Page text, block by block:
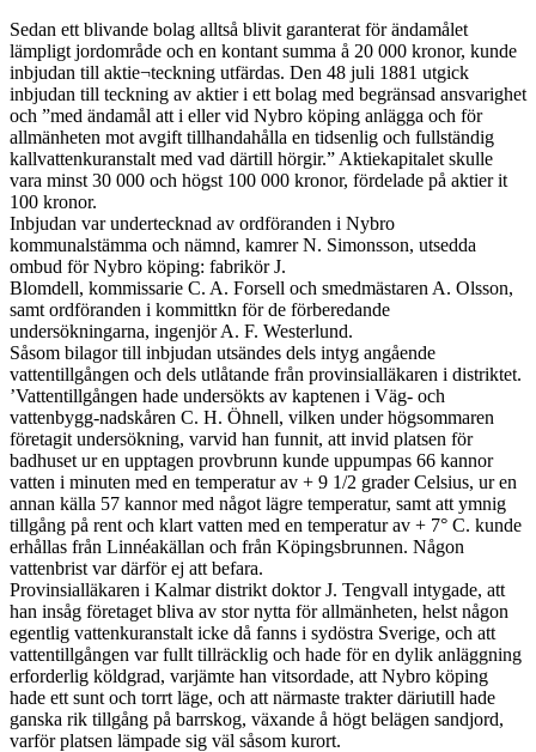
Sedan ett blivande bolag alltså blivit garanterat för ändamålet
lämpligt jordområde och en kontant summa å 20 000 kronor, kunde
inbjudan till aktie¬teckning utfärdas. Den 48 juli 1881 utgick
inbjudan till teckning av aktier i ett bolag med begränsad ansvarighet
och ”med ändamål att i eller vid Nybro köping anlägga och för
allmänheten mot avgift tillhandahålla en tidsenlig och fullständig
kallvattenkuranstalt med vad därtill hörgir.” Aktiekapitalet skulle
vara minst 30 000 och högst 100 000 kronor, fördelade på aktier it
100 kronor.
Inbjudan var undertecknad av ordföranden i Nybro
kommunalstämma och nämnd, kamrer N. Simonsson, utsedda
ombud för Nybro köping: fabrikör J.
Blomdell, kommissarie C. A. Forsell och smedmästaren A. Olsson,
samt ordföranden i kommittkn för de förberedande
undersökningarna, ingenjör A. F. Westerlund.
Såsom bilagor till inbjudan utsändes dels intyg angående
vattentillgången och dels utlåtande från provinsialläkaren i distriktet.
’Vattentillgången hade undersökts av kaptenen i Väg- och
vattenbygg-nadskåren C. H. Öhnell, vilken under högsommaren
företagit undersökning, varvid han funnit, att invid platsen för
badhuset ur en upptagen provbrunn kunde uppumpas 66 kannor
vatten i minuten med en temperatur av + 9 1/2 grader Celsius, ur en
annan källa 57 kannor med något lägre temperatur, samt att ymnig
tillgång på rent och klart vatten med en temperatur av + 7° C. kunde
erhållas från Linnéakällan och från Köpingsbrunnen. Någon
vattenbrist var därför ej att befara.
Provinsialläkaren i Kalmar distrikt doktor J. Tengvall intygade, att
han insåg företaget bliva av stor nytta för allmänheten, helst någon
egentlig vattenkuranstalt icke då fanns i sydöstra Sverige, och att
vattentillgången var fullt tillräcklig och hade för en dylik anläggning
erforderlig köldgrad, varjämte han vitsordade, att Nybro köping
hade ett sunt och torrt läge, och att närmaste trakter däriutill hade
ganska rik tillgång på barrskog, växande å högt belägen sandjord,
varför platsen lämpade sig väl såsom kurort.